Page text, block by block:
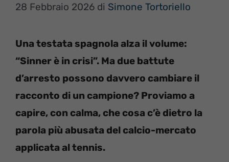
28 Febbraio 2026 di Simone Tortoriello
Una testata spagnola alza il volume:
“Sinner è in crisi”. Ma due battute
d’arresto possono davvero cambiare il
racconto di un campione? Proviamo a
capire, con calma, che cosa c’è dietro la
parola più abusata del calcio-mercato
applicata al tennis.